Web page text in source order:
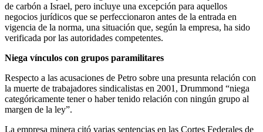
de carbón a Israel, pero incluye una excepción para aquellos
negocios jurídicos que se perfeccionaron antes de la entrada en
vigencia de la norma, una situación que, según la empresa, ha sido
verificada por las autoridades competentes.
Niega vínculos con grupos paramilitares
Respecto a las acusaciones de Petro sobre una presunta relación con
la muerte de trabajadores sindicalistas en 2001, Drummond “niega
categóricamente tener o haber tenido relación con ningún grupo al
margen de la ley”.
La empresa minera citó varias sentencias en las Cortes Federales de